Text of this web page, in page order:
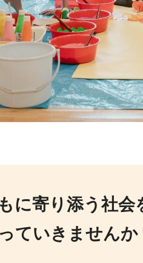
に寄り添う社会
ていきませんか